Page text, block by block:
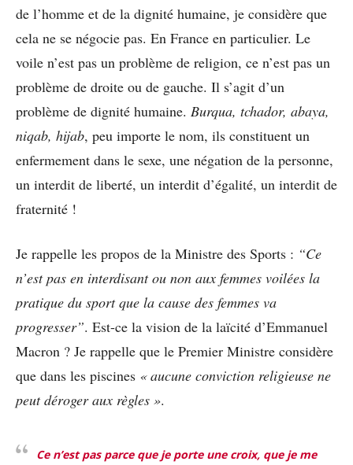
de l’homme et de la dignité humaine, je considère que
cela ne se négocie pas. En France en particulier. Le
voile n’est pas un problème de religion, ce n’est pas un
problème de droite ou de gauche. Il s’agit d’un
problème de dignité humaine. Burqua, tchador, abaya,
niqab, hijab, peu importe le nom, ils constituent un
enfermement dans le sexe, une négation de la personne,
un interdit de liberté, un interdit d’égalité, un interdit de
fraternité !
Je rappelle les propos de la Ministre des Sports : “Ce
n’est pas en interdisant ou non aux femmes voilées la
pratique du sport que la cause des femmes va
progresser”. Est-ce la vision de la laïcité d’Emmanuel
Macron ? Je rappelle que le Premier Ministre considère
que dans les piscines « aucune conviction religieuse ne
peut déroger aux règles ».
Ce n’est pas parce que je porte une croix, que je me